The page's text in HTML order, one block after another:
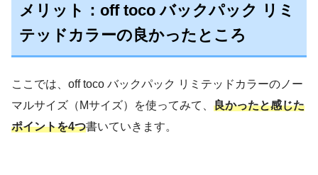
メリット：off toco バックパック リミ
テッドカラーの良かったところ
ここでは、off toco バックパック リミテッドカラーのノー
マルサイズ（Mサイズ）を使ってみて、 良かったと感じた
ポイントを4つ書いていきます。